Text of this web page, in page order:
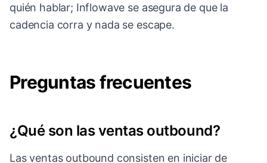
quién hablar; Inflowave se asegura de que la
cadencia corra y nada se escape.
Preguntas frecuentes
¿Qué son las ventas outbound?
Las ventas outbound consisten en iniciar de